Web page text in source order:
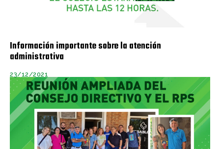
Información importante sobre la atención
administrativa
23/12/2021